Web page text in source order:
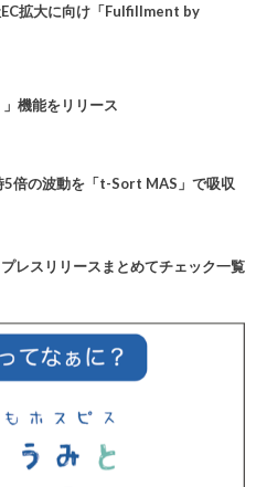
拡大に向け「Fulfillment by
機能をリリース
倍の波動を「t-Sort MAS」で吸収
プレスリリースまとめてチェック一覧